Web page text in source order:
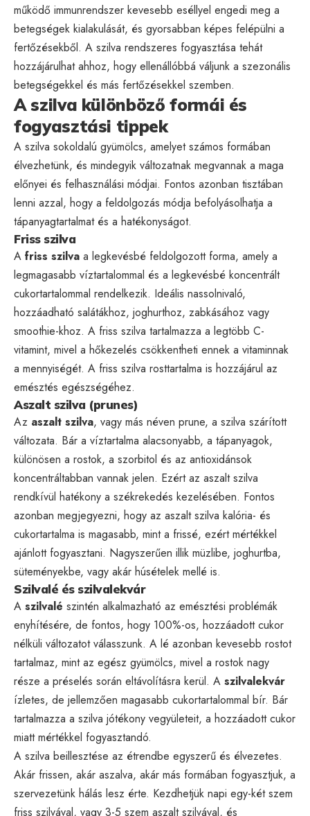
működő immunrendszer kevesebb eséllyel engedi meg a
betegségek kialakulását, és gyorsabban képes felépülni a
fertőzésekből. A szilva rendszeres fogyasztása tehát
hozzájárulhat ahhoz, hogy ellenállóbbá váljunk a szezonális
betegségekkel és más fertőzésekkel szemben.
A szilva különböző formái és
fogyasztási tippek
A szilva sokoldalú gyümölcs, amelyet számos formában
élvezhetünk, és mindegyik változatnak megvannak a maga
előnyei és felhasználási módjai. Fontos azonban tisztában
lenni azzal, hogy a feldolgozás módja befolyásolhatja a
tápanyagtartalmat és a hatékonyságot.
Friss szilva
A friss szilva a legkevésbé feldolgozott forma, amely a
legmagasabb víztartalommal és a legkevésbé koncentrált
cukortartalommal rendelkezik. Ideális nassolnivaló,
hozzáadható salátákhoz, joghurthoz, zabkásához vagy
smoothie-khoz. A friss szilva tartalmazza a legtöbb C-
vitamint, mivel a hőkezelés csökkentheti ennek a vitaminnak
a mennyiségét. A friss szilva rosttartalma is hozzájárul az
emésztés egészségéhez.
Aszalt szilva (prunes)
Az aszalt szilva, vagy más néven prune, a szilva szárított
változata. Bár a víztartalma alacsonyabb, a tápanyagok,
különösen a rostok, a szorbitol és az antioxidánsok
koncentráltabban vannak jelen. Ezért az aszalt szilva
rendkívül hatékony a székrekedés kezelésében. Fontos
azonban megjegyezni, hogy az aszalt szilva kalória- és
cukortartalma is magasabb, mint a frissé, ezért mértékkel
ajánlott fogyasztani. Nagyszerűen illik müzlibe, joghurtba,
süteményekbe, vagy akár húsételek mellé is.
Szilvalé és szilvalekvár
A szilvalé szintén alkalmazható az emésztési problémák
enyhítésére, de fontos, hogy 100%-os, hozzáadott cukor
nélküli változatot válasszunk. A lé azonban kevesebb rostot
tartalmaz, mint az egész gyümölcs, mivel a rostok nagy
része a préselés során eltávolításra kerül. A szilvalekvár
ízletes, de jellemzően magasabb cukortartalommal bír. Bár
tartalmazza a szilva jótékony vegyületeit, a hozzáadott cukor
miatt mértékkel fogyasztandó.
A szilva beillesztése az étrendbe egyszerű és élvezetes.
Akár frissen, akár aszalva, akár más formában fogyasztjuk, a
szervezetünk hálás lesz érte. Kezdhetjük napi egy-két szem
friss szilvával, vagy 3-5 szem aszalt szilvával, és